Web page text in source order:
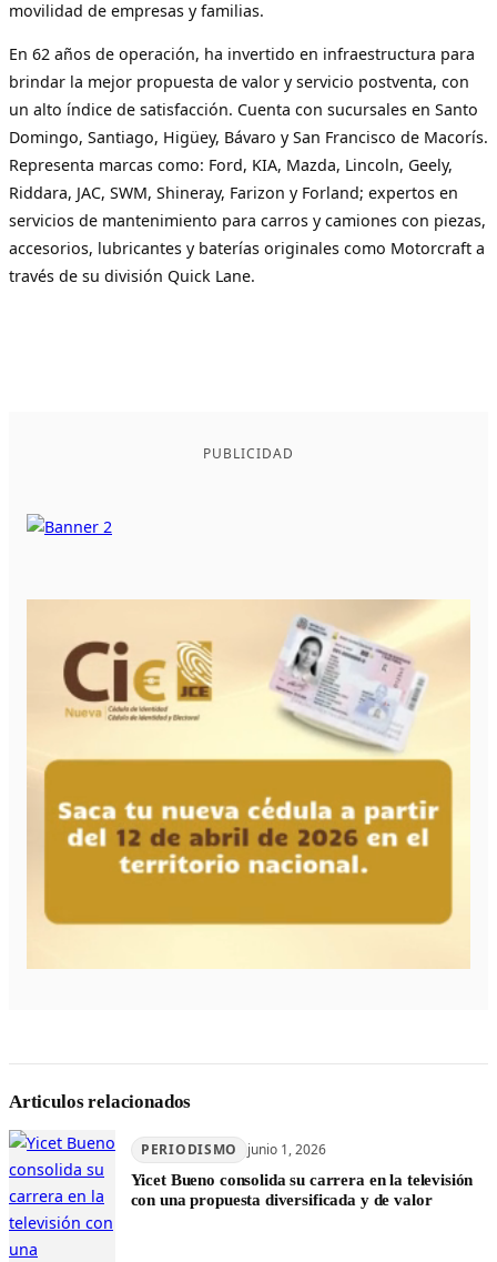
movilidad de empresas y familias.
En 62 años de operación, ha invertido en infraestructura para
brindar la mejor propuesta de valor y servicio postventa, con
un alto índice de satisfacción. Cuenta con sucursales en Santo
Domingo, Santiago, Higüey, Bávaro y San Francisco de Macorís.
Representa marcas como: Ford, KIA, Mazda, Lincoln, Geely,
Riddara, JAC, SWM, Shineray, Farizon y Forland; expertos en
servicios de mantenimiento para carros y camiones con piezas,
accesorios, lubricantes y baterías originales como Motorcraft a
través de su división Quick Lane.
PUBLICIDAD
Articulos relacionados
PERIODISMO junio 1, 2026
Yicet Bueno consolida su carrera en la televisión
con una propuesta diversificada y de valor